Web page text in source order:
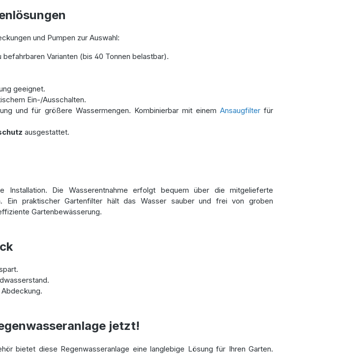
und Pumpen zur Auswahl:
Varianten (bis 40 Tonnen belastbar).
geeignet.
Ein-/Ausschalten.
und für größere Wassermengen. Kombinierbar mit einem Ansaugfilterfür
ausgestattet.
Installation. Die Wasserentnahme erfolgt bequem über die mitgelieferte
praktischer Gartenfilter hält das Wasser sauber und frei von groben
Gartenbewässerung.
jetzt!
bietet diese Regenwasseranlage eine langlebige Lösung für Ihren Garten.